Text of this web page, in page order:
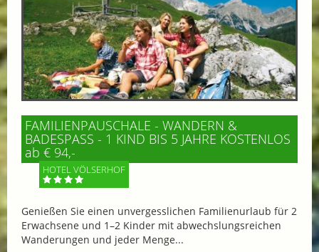
FAMILIENPAUSCHALE - WANDERN &
BADESPASS - 1 KIND BIS 5 JAHRE KOSTENLOS
ab € 94,-
HOTEL VÖLSERHOF
Genießen Sie einen unvergesslichen Familienurlaub für 2
Erwachsene und 1–2 Kinder mit abwechslungsreichen
Wanderungen und jeder Menge...